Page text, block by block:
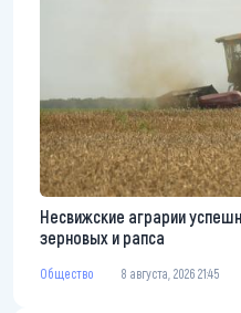
Несвижские аграрии
зерновых и рапса
Общество 8 августа, 2026 21:45